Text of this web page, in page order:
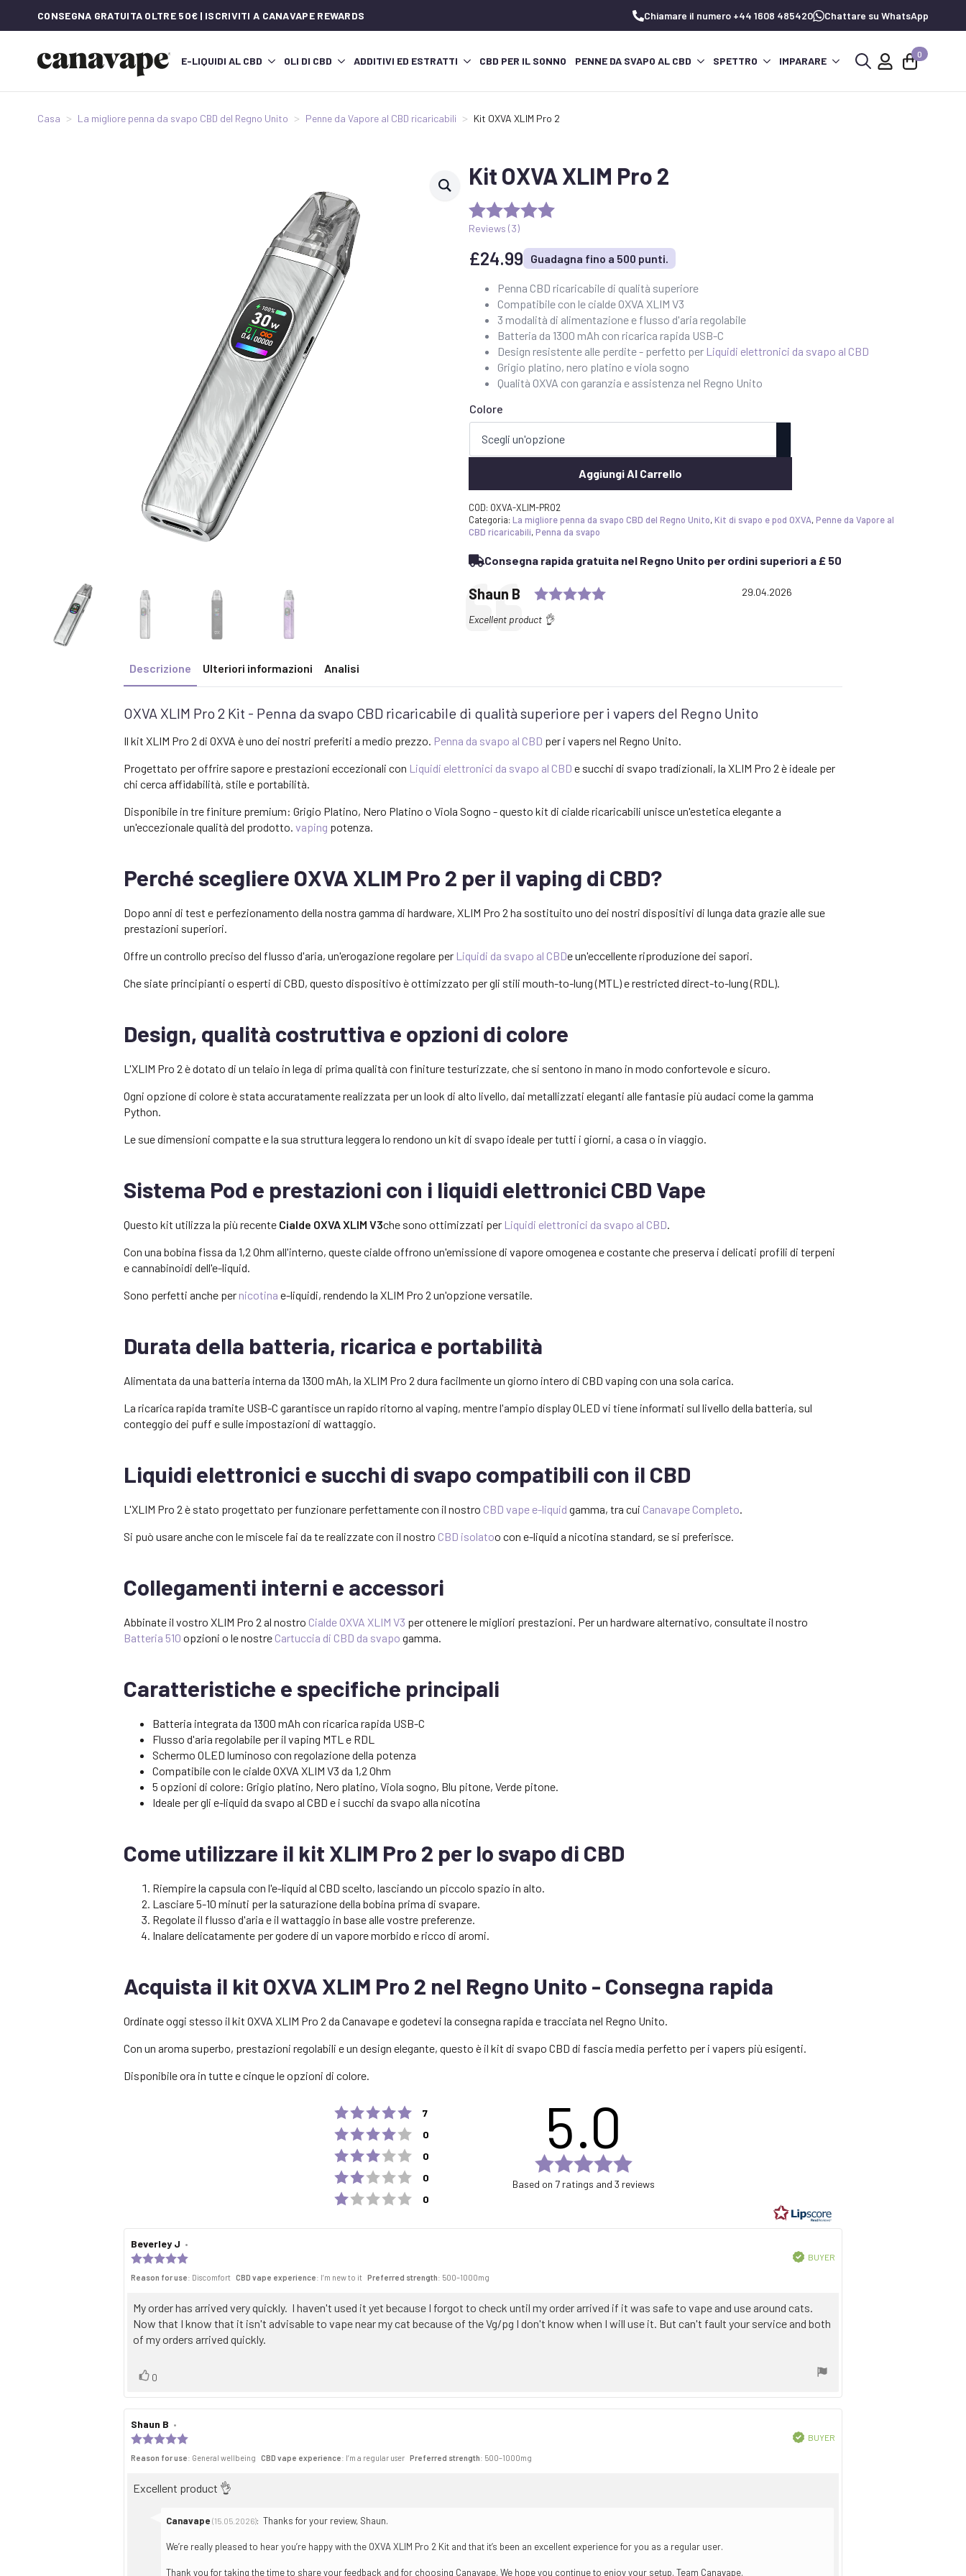
CONSEGNA GRATUITA OLTRE 50€ | ISCRIVITI A CANAVAPE REWARDS Chiamare il numero +44 1608 485420 Chattare su WhatsApp
E-LIQUIDI AL CBD OLI DI CBD ADDITIVI ED ESTRATTI CBD PER IL SONNO PENNE DA SVAPO AL CBD SPETTRO IMPARARE
0
Casa La migliore penna da svapo CBD del Regno Unito Penne da Vapore al CBD ricaricabili Kit OXVA XLIM Pro 2
Kit OXVA XLIM Pro 2
Reviews (3)
£24.99 Guadagna fino a 500 punti.
Penna CBD ricaricabile di qualità superiore
Compatibile con le cialde OXVA XLIM V3
3 modalità di alimentazione e flusso d'aria regolabile
Batteria da 1300 mAh con ricarica rapida USB-C
Design resistente alle perdite - perfetto per Liquidi elettronici da svapo al CBD
Grigio platino, nero platino e viola sogno
Qualità OXVA con garanzia e assistenza nel Regno Unito
Colore
Aggiungi Al Carrello
COD: OXVA-XLIM-PRO2
Categoria: La migliore penna da svapo CBD del Regno Unito,Kit di svapo e pod OXVA,Penne da Vapore al
CBD ricaricabili,Penna da svapo
Consegna rapida gratuita nel Regno Unito per ordini superiori a £ 50
Testimonial
Author:
Shaun B Rating: 5.0 out of 5 stars
Date:
29.04.2026
Text:
Excellent product 👌
Descrizione Ulteriori informazioni Analisi
OXVA XLIM Pro 2 Kit - Penna da svapo CBD ricaricabile di qualità superiore per i vapers del Regno Unito
Il kit XLIM Pro 2 di OXVA è uno dei nostri preferiti a medio prezzo. Penna da svapo al CBD per i vapers nel Regno Unito.
Progettato per offrire sapore e prestazioni eccezionali con Liquidi elettronici da svapo al CBD e succhi di svapo tradizionali, la XLIM Pro 2 è ideale per
chi cerca affidabilità, stile e portabilità.
Disponibile in tre finiture premium: Grigio Platino, Nero Platino o Viola Sogno - questo kit di cialde ricaricabili unisce un'estetica elegante a
un'eccezionale qualità del prodotto. vaping potenza.
Perché scegliere OXVA XLIM Pro 2 per il vaping di CBD?
Dopo anni di test e perfezionamento della nostra gamma di hardware, XLIM Pro 2 ha sostituito uno dei nostri dispositivi di lunga data grazie alle sue
prestazioni superiori.
Offre un controllo preciso del flusso d'aria, un'erogazione regolare per Liquidi da svapo al CBDe un'eccellente riproduzione dei sapori.
Che siate principianti o esperti di CBD, questo dispositivo è ottimizzato per gli stili mouth-to-lung (MTL) e restricted direct-to-lung (RDL).
Design, qualità costruttiva e opzioni di colore
L'XLIM Pro 2 è dotato di un telaio in lega di prima qualità con finiture testurizzate, che si sentono in mano in modo confortevole e sicuro.
Ogni opzione di colore è stata accuratamente realizzata per un look di alto livello, dai metallizzati eleganti alle fantasie più audaci come la gamma
Python.
Le sue dimensioni compatte e la sua struttura leggera lo rendono un kit di svapo ideale per tutti i giorni, a casa o in viaggio.
Sistema Pod e prestazioni con i liquidi elettronici CBD Vape
Questo kit utilizza la più recente Cialde OXVA XLIM V3che sono ottimizzati per Liquidi elettronici da svapo al CBD.
Con una bobina fissa da 1,2 Ohm all'interno, queste cialde offrono un'emissione di vapore omogenea e costante che preserva i delicati profili di terpeni
e cannabinoidi dell'e-liquid.
Sono perfetti anche per nicotina e-liquidi, rendendo la XLIM Pro 2 un'opzione versatile.
Durata della batteria, ricarica e portabilità
Alimentata da una batteria interna da 1300 mAh, la XLIM Pro 2 dura facilmente un giorno intero di CBD vaping con una sola carica.
La ricarica rapida tramite USB-C garantisce un rapido ritorno al vaping, mentre l'ampio display OLED vi tiene informati sul livello della batteria, sul
conteggio dei puff e sulle impostazioni di wattaggio.
Liquidi elettronici e succhi di svapo compatibili con il CBD
L'XLIM Pro 2 è stato progettato per funzionare perfettamente con il nostro CBD vape e-liquid gamma, tra cui Canavape Completo.
Si può usare anche con le miscele fai da te realizzate con il nostro CBD isolatoo con e-liquid a nicotina standard, se si preferisce.
Collegamenti interni e accessori
Abbinate il vostro XLIM Pro 2 al nostro Cialde OXVA XLIM V3 per ottenere le migliori prestazioni. Per un hardware alternativo, consultate il nostro
Batteria 510 opzioni o le nostre Cartuccia di CBD da svapo gamma.
Caratteristiche e specifiche principali
Batteria integrata da 1300 mAh con ricarica rapida USB-C
Flusso d'aria regolabile per il vaping MTL e RDL
Schermo OLED luminoso con regolazione della potenza
Compatibile con le cialde OXVA XLIM V3 da 1,2 Ohm
5 opzioni di colore: Grigio platino, Nero platino, Viola sogno, Blu pitone, Verde pitone.
Ideale per gli e-liquid da svapo al CBD e i succhi da svapo alla nicotina
Come utilizzare il kit XLIM Pro 2 per lo svapo di CBD
Riempire la capsula con l'e-liquid al CBD scelto, lasciando un piccolo spazio in alto.
Lasciare 5-10 minuti per la saturazione della bobina prima di svapare.
Regolate il flusso d'aria e il wattaggio in base alle vostre preferenze.
Inalare delicatamente per godere di un vapore morbido e ricco di aromi.
Acquista il kit OXVA XLIM Pro 2 nel Regno Unito - Consegna rapida
Ordinate oggi stesso il kit OXVA XLIM Pro 2 da Canavape e godetevi la consegna rapida e tracciata nel Regno Unito.
Con un aroma superbo, prestazioni regolabili e un design elegante, questo è il kit di svapo CBD di fascia media perfetto per i vapers più esigenti.
Disponibile ora in tutte e cinque le opzioni di colore.
Rating 5 out of 5 stars
7
Rating 4 out of 5 stars
0
Rating 3 out of 5 stars
0
Rating 2 out of 5 stars
0
Rating 1 out of 5 stars
0
5.0
5.0
5
Based on 7 ratings and 3 reviews
Review
author:
Beverley J •
5.0
5
stars
Reason for use: Discomfort CBD vape experience: I’m new to it Preferred strength: 500–1000mg
Verified
BUYER
Review
text:
My order has arrived very quickly. I haven't used it yet because I forgot to check until my order arrived if it was safe to vape and use around cats.
Now that I know that it isn't advisable to vape near my cat because of the Vg/pg I don't know when I will use it. But can't fault your service and both
of my orders arrived quickly.
Vote
0
Review
author:
Shaun B •
date:
5.0
5
Reason for use: General wellbeing CBD vape experience: I’m a regular user Preferred strength: 500–1000mg
Verified
BUYER
Review
Excellent product 👌
Reply
Canavape (15.05.2026): Thanks for your review, Shaun.
We’re really pleased to hear you’re happy with the OXVA XLIM Pro 2 Kit and that it’s been an excellent experience for you as a regular user.
Thank you for taking the time to share your feedback and for choosing Canavape. We hope you continue to enjoy your setup. Team Canavape.